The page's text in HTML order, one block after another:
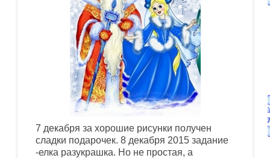
7 декабря за хорошие рисунки получен
сладки подарочек. 8 декабря 2015 задание
-елка разукрашка. Но не простая, а